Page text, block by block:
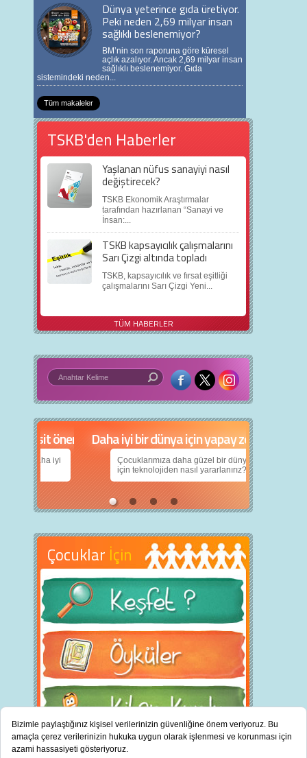
Dünya yeterince gıda üretiyor.
Peki neden 2,69 milyar insan
sağlıklı beslenemiyor?
BM’nin son raporuna göre küresel
açlık azalıyor. Ancak 2,69 milyar insan
sağlıklı beslenemiyor. Gıda
sistemindeki neden...
Tüm makaleler
TSKB'den Haberler
Yaşlanan nüfus sanayiyi nasıl
değiştirecek?
TSKB Ekonomik Araştırmalar
tarafından hazırlanan “Sanayi ve
İnsan:...
TSKB kapsayıcılık çalışmalarını
Sarı Çizgi altında topladı
TSKB, kapsayıcılık ve fırsat eşitliği
çalışmalarını Sarı Çizgi Yeni...
TÜM HABERLER
5 basit öneri
daha iyi
Daha iyi bir dünya için yapay zekâ
Çocuklarımıza daha güzel bir dünya bırakabilmek
için teknolojiden nasıl yararlanırız?
Çocuklar İçin